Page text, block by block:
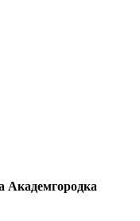
Академгородка